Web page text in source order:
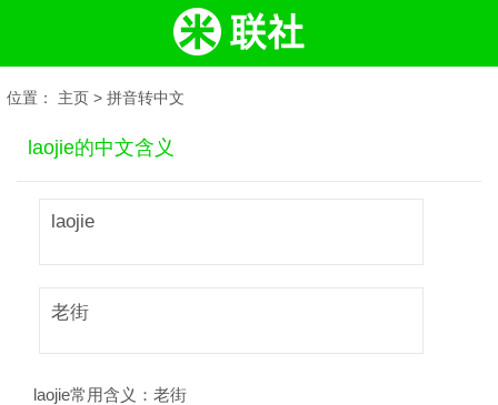
位置： 主页 > 拼音转中文
laojie的中文含义
laojie
老街
laojie常用含义： 老街